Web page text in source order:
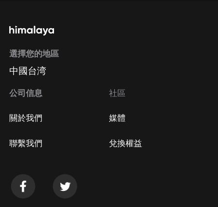
選擇您的地區
中國台湾
公司信息
關於我們
聯繫我們
社區
媒體
兌換權益